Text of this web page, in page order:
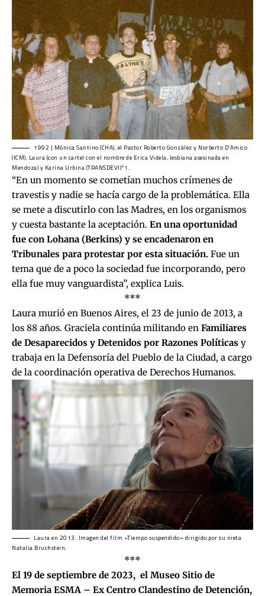
1992 | Mónica Santino (CHA), el Pastor Roberto González y Norberto D’Amico
(ICM), Laura (con un cartel con el nombre de Erica Videla, lesbiana asesinada en
Mendoza) y Karina Urbina (TRANSDEVI)*1.
“En un momento se cometían muchos crímenes de
travestis y nadie se hacía cargo de la problemática. Ella
se mete a discutirlo con las Madres, en los organismos
y cuesta bastante la aceptación. En una oportunidad
fue con Lohana (Berkins) y se encadenaron en
Tribunales para protestar por esta situación. Fue un
tema que de a poco la sociedad fue incorporando, pero
ella fue muy vanguardista”, explica Luis.
***
Laura murió en Buenos Aires, el 23 de junio de 2013, a
los 88 años. Graciela continúa militando en Familiares
de Desaparecidos y Detenidos por Razones Políticas y
trabaja en la Defensoría del Pueblo de la Ciudad, a cargo
de la coordinación operativa de Derechos Humanos.
Laura en 2013. Imagen del film «Tiempo suspendido» dirigido por su nieta
Natalia Bruchstein.
***
El 19 de septiembre de 2023, el Museo Sitio de
Memoria ESMA – Ex Centro Clandestino de Detención,